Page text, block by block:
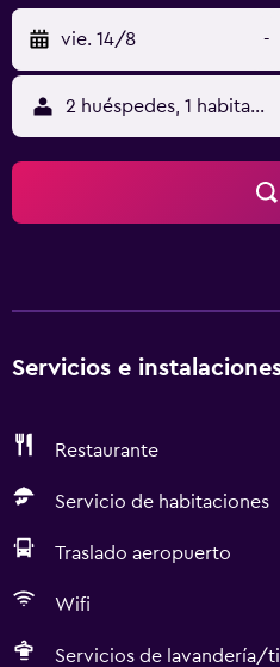
vie. 14/8 -
2 huéspedes, 1 habitación
Servicios e
Restaurante
Servicio de habitaciones
Traslado aeropuerto
Wifi
Servicios de lavandería/